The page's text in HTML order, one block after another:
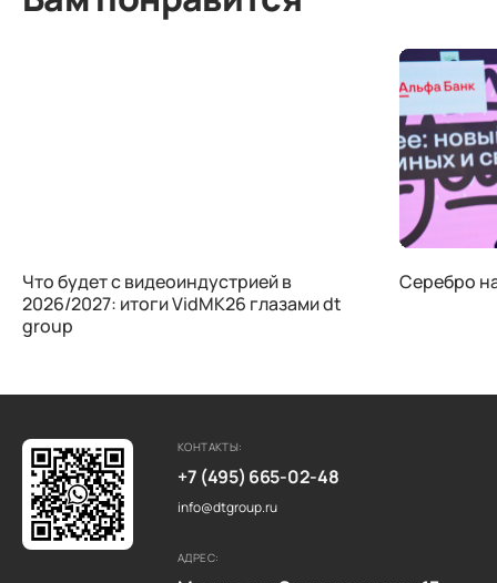
Что будет с видеоиндустрией в
2026/2027: итоги VidMK26 глазами dt
group
Серебро
КОНТАКТЫ:
+7 (495) 665-02-48
info@dtgroup.ru
АДРЕС: